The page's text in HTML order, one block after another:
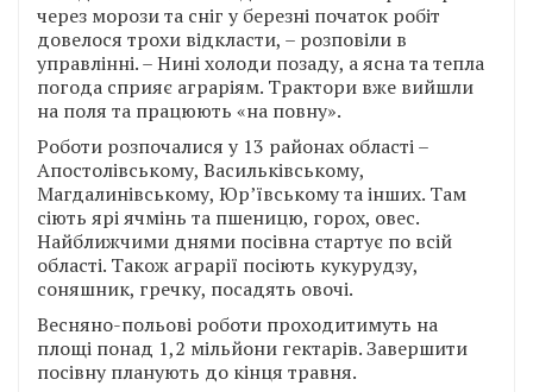
через морози та сніг у березні початок робіт
довелося трохи відкласти, – розповіли в
управлінні. – Нині холоди позаду, а ясна та тепла
погода сприяє аграріям. Трактори вже вийшли
на поля та працюють «на повну».
Роботи розпочалися у 13 районах області –
Апостолівському, Васильківському,
Магдалинівському, Юр’ївському та інших. Там
сіють ярі ячмінь та пшеницю, горох, овес.
Найближчими днями посівна стартує по всій
області. Також аграрії посіють кукурудзу,
соняшник, гречку, посадять овочі.
Весняно-польові роботи проходитимуть на
площі понад 1,2 мільйони гектарів. Завершити
посівну планують до кінця травня.